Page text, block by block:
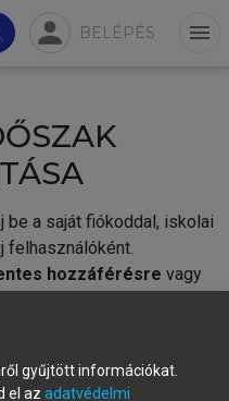
person BELÉPÉS menu
a saját fiókoddal, iskolai
felhasználóként.
hozzáférésre vagy
létre új fiókot.
automatikusan
gyűjtött információkat.
el az adatvédelmi